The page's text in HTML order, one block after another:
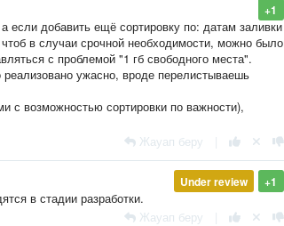
+1
добавить ещё сортировку по: датам заливки
в случаи срочной необходимости, можно было
с проблемой "1 гб свободного места".
ужасно, вроде перелистываешь
с возможностью сортировки по важности),
Жауап беру
+1
Under review
в стадии разработки.
Жауап беру